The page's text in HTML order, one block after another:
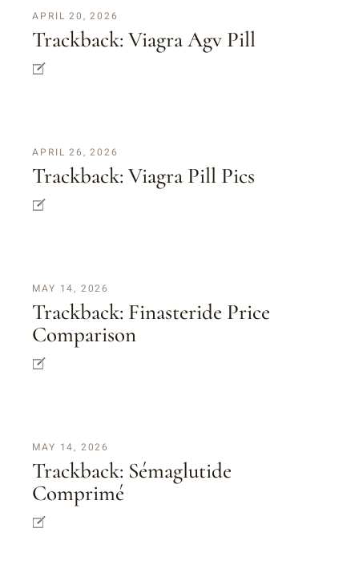
APRIL 20, 2026
Trackback:Viagra Agv Pill
APRIL 26, 2026
Trackback:Viagra Pill Pics
MAY 14, 2026
Trackback: Finasteride Price
Comparison
MAY 14, 2026
Trackback: Sémaglutide
Comprimé